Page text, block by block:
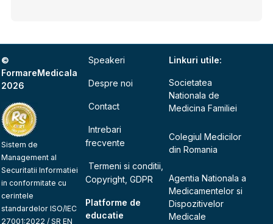
©
FormareMedicala
2026
Sistem de
Management al
Securitatii Informatiei
in conformitate cu
cerintele
standardelor ISO/IEC
27001:2022 / SR EN
Speakeri
Despre noi
Contact
Intrebari
frecvente
Termeni si conditii,
Copyright, GDPR
Platforme de
educatie
Linkuri utile:
Societatea
Nationala de
Medicina Familiei
Colegiul Medicilor
din Romania
Agentia Nationala a
Medicamentelor si
Dispozitivelor
Medicale